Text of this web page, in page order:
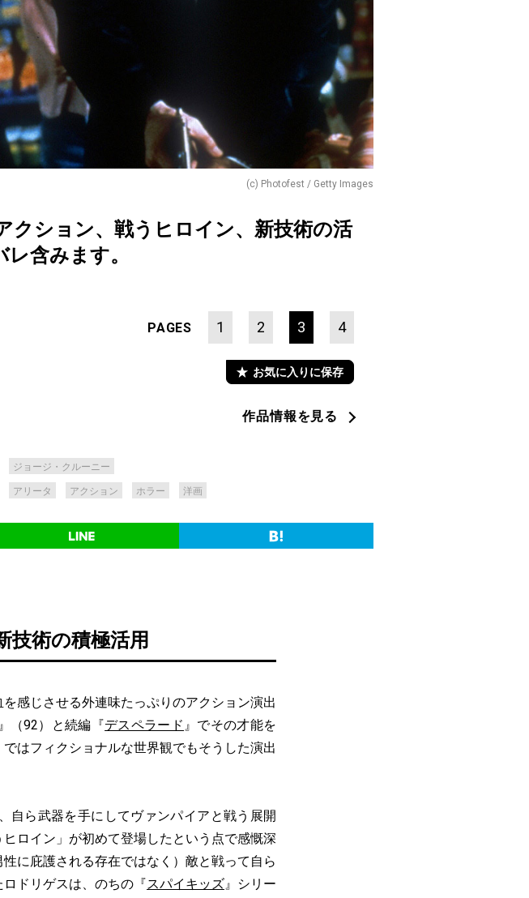
(c) Photofest / Getty Images
クション、戦うヒロイン、新技術の活
含みます。
PAGES 1 2 3 4
お気に入りに保存
ジョージ・クルーニー
アリータ アクション ホラー 洋画
作品情報を見る
技術の積極活用
感じさせる外連味たっぷりのアクション演出
』（92）と続編『デスペラード 』でその才能を
はフィクショナルな世界観でもそうした演出
ら武器を手にしてヴァンパイアと戦う展開
ロイン」が初めて登場したという点で感慨深
に庇護される存在ではなく）敵と戦って自ら
ドリゲスは、のちの『スパイキッズ』シリー